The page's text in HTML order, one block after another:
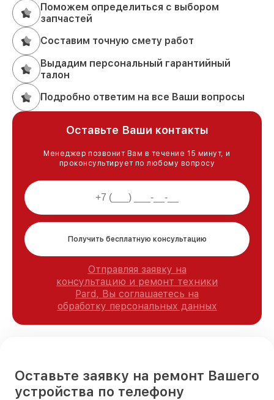
Поможем определиться с выбором
запчастей
Составим точную смету работ
Выдадим персональный гарантийный
талон
Подробно ответим на все Ваши вопросы
Оставьте Ваши контакты
Менеджер позвонит Вам в течение 15 минут, и
проконсультирует по любому вопросу
Получить бесплатную консультацию
Отправляя заявку на
консультацию и ремонт техники
Pard, Вы соглашаетесь на
обработку персональных данных
Оставьте заявку на ремонт Вашего
устройства по телефону